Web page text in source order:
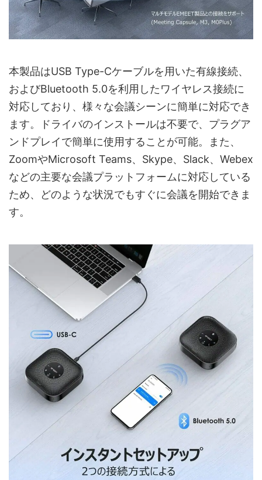
本製品はUSB Type-Cケーブルを用いた有線接続、
およびBluetooth 5.0を利用したワイヤレス接続に
対応しており、様々な会議シーンに簡単に対応でき
ます。ドライバのインストールは不要で、プラグア
ンドプレイで簡単に使用することが可能。また、
ZoomやMicrosoft Teams、Skype、Slack、Webex
などの主要な会議プラットフォームに対応している
ため、どのような状況でもすぐに会議を開始できま
す。